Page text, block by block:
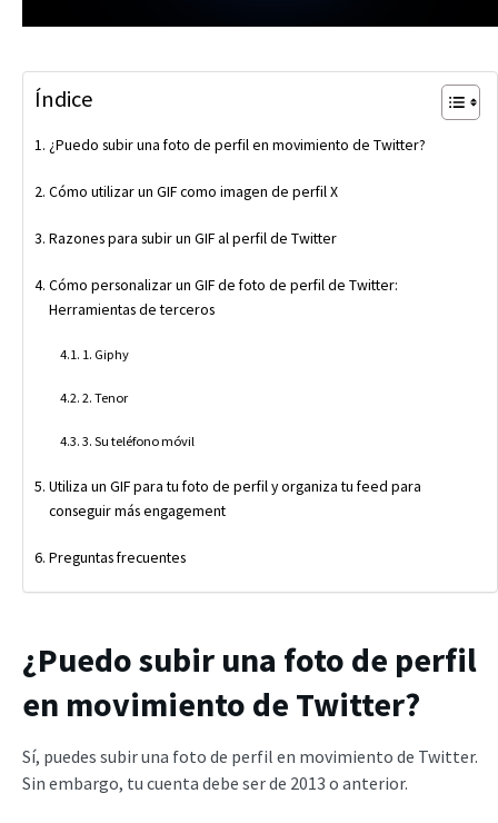
Índice
¿Puedo subir una foto de perfil en movimiento de Twitter?
Cómo utilizar un GIF como imagen de perfil X
Razones para subir un GIF al perfil de Twitter
Cómo personalizar un GIF de foto de perfil de Twitter:
Herramientas de terceros
1. Giphy
2. Tenor
3. Su teléfono móvil
Utiliza un GIF para tu foto de perfil y organiza tu feed para
conseguir más engagement
Preguntas frecuentes
¿Puedo subir una foto de perfil
en movimiento de Twitter?
Sí, puedes subir una foto de perfil en movimiento de Twitter.
Sin embargo, tu cuenta debe ser de 2013 o anterior.